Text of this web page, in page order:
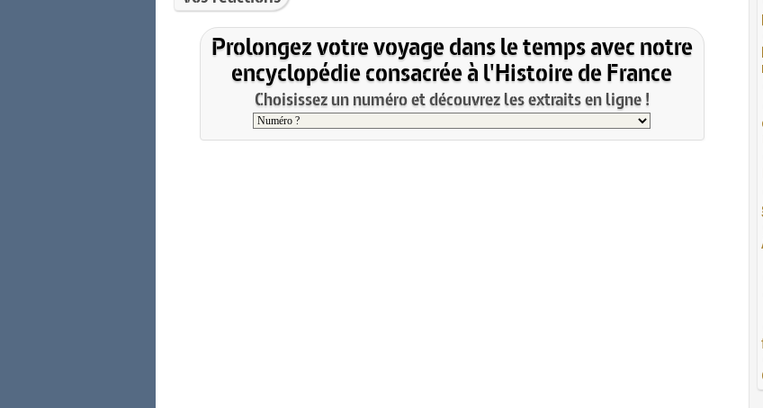
Prolongez votre voyage dans le temps avec notre
encyclopédie consacrée à l'Histoire de France
Choisissez un numéro et découvrez les extraits en ligne !